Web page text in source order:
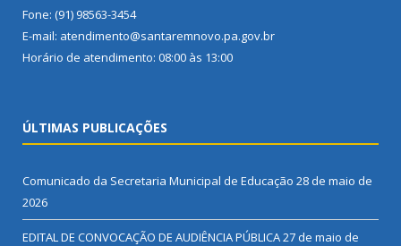
Fone: (91) 98563-3454
E-mail: atendimento@santaremnovo.pa.gov.br
Horário de atendimento: 08:00 às 13:00
ÚLTIMAS PUBLICAÇÕES
Comunicado da Secretaria Municipal de Educação 28 de maio de
2026
EDITAL DE CONVOCAÇÃO DE AUDIÊNCIA PÚBLICA27 de maio de